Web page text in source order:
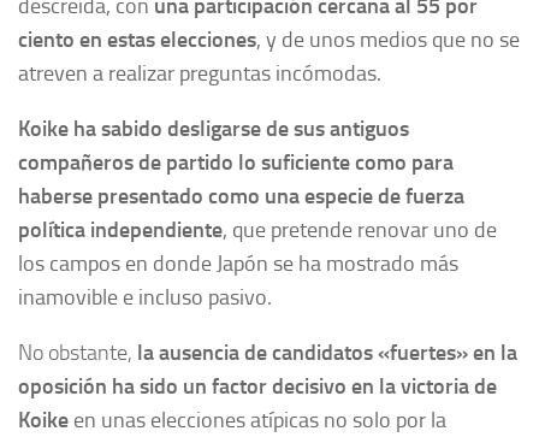
descreída, con una participación cercana al 55 por
ciento en estas elecciones, y de unos medios que no se
atreven a realizar preguntas incómodas.
Koike ha sabido desligarse de sus antiguos
compañeros de partido lo suficiente como para
haberse presentado como una especie de fuerza
política independiente, que pretende renovar uno de
los campos en donde Japón se ha mostrado más
inamovible e incluso pasivo.
No obstante, la ausencia de candidatos «fuertes» en la
oposición ha sido un factor decisivo en la victoria de
Koike en unas elecciones atípicas no solo por la